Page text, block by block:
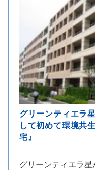
グリーンティエラ
して初めて環境共
宅』
グリーンティエラ